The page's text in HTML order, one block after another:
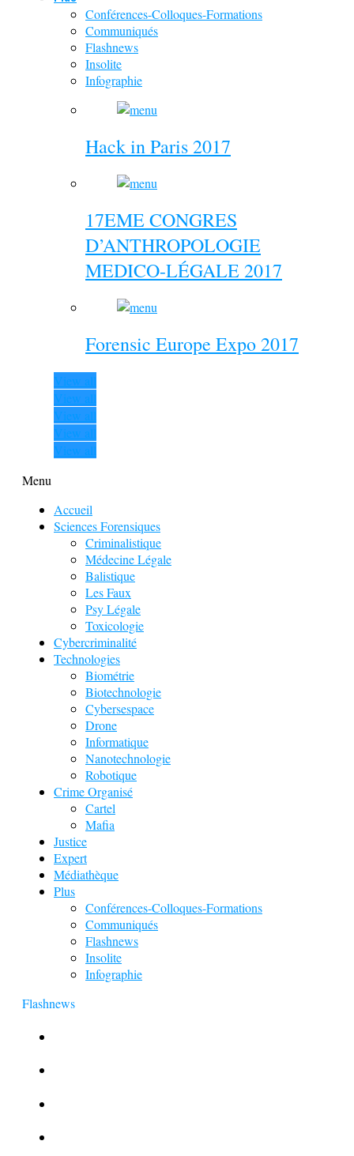
Conférences-Colloques-Formations
Communiqués
Flashnews
Insolite
Infographie
Hack in Paris 2017
17EME CONGRES
D’ANTHROPOLOGIE
MEDICO-LÉGALE 2017
Forensic Europe Expo 2017
View all
View all
View all
View all
View all
Menu
Accueil
Sciences Forensiques
Criminalistique
Médecine Légale
Balistique
Les Faux
Psy Légale
Toxicologie
Cybercriminalité
Technologies
Biométrie
Biotechnologie
Cybersespace
Drone
Informatique
Nanotechnologie
Robotique
Crime Organisé
Cartel
Mafia
Justice
Expert
Médiathèque
Plus
Conférences-Colloques-Formations
Communiqués
Flashnews
Insolite
Infographie
Flashnews